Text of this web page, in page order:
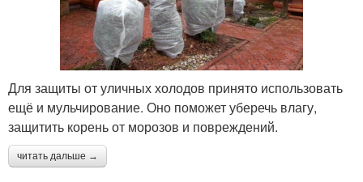
Для защиты от уличных холодов принято использовать
ещё и мульчирование. Оно поможет уберечь влагу,
защитить корень от морозов и повреждений.
читать дальше →